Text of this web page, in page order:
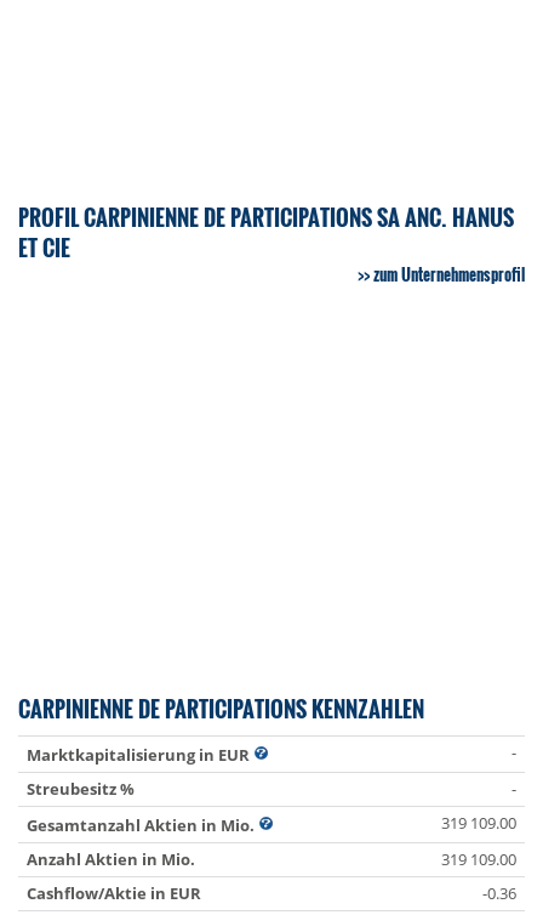
PROFIL CARPINIENNE DE PARTICIPATIONS SA ANC. HANUS
ET CIE
zum Unternehmensprofil
CARPINIENNE DE PARTICIPATIONS KENNZAHLEN
Marktkapitalisierung in EUR
-
Streubesitz %
-
Gesamtanzahl Aktien in Mio.
319 109.00
Anzahl Aktien in Mio.
319 109.00
Cashflow/Aktie in EUR
-0.36